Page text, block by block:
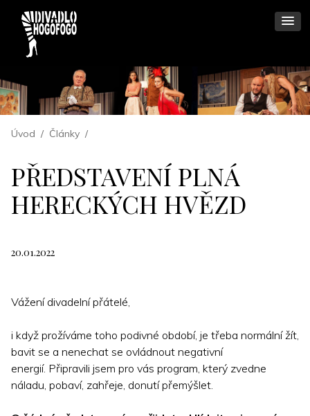
Úvod / Články /
PŘEDSTAVENÍ PLNÁ
HERECKÝCH HVĚZD
20.01.2022
Vážení divadelní přátelé,
i když prožíváme toho podivné období, je třeba normální žít,
bavit se a nenechat se ovládnout negativní
energií. Připravili jsem pro vás program, který zvedne
náladu, pobaví, zahřeje, donutí přemýšlet.